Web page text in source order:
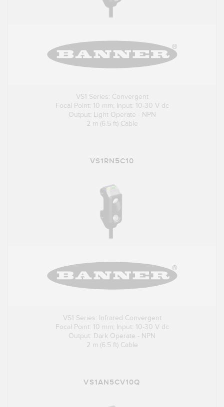
VS1 Series: Convergent
Focal Point: 10 mm; Input: 10-30 V dc
Output: Light Operate - NPN
2 m (6.5 ft) Cable
VS1RN5C10
VS1 Series: Infrared Convergent
Focal Point: 10 mm; Input: 10-30 V dc
Output: Dark Operate - NPN
2 m (6.5 ft) Cable
VS1AN5CV10Q